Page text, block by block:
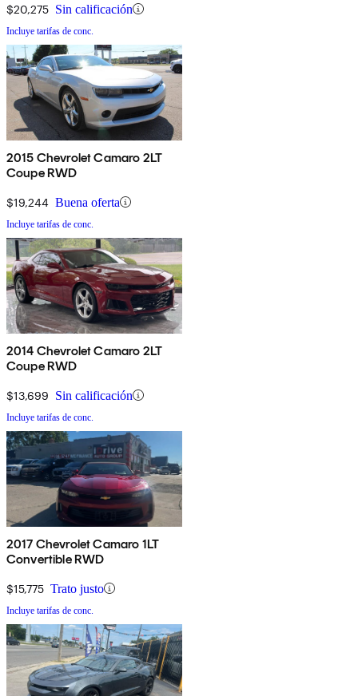
$20,275 Sin calificación
Incluye tarifas de conc.
2015 Chevrolet Camaro 2LT
Coupe RWD
$19,244 Buena oferta
Incluye tarifas de conc.
2014 Chevrolet Camaro 2LT
Coupe RWD
$13,699 Sin calificación
Incluye tarifas de conc.
2017 Chevrolet Camaro 1LT
Convertible RWD
$15,775 Trato justo
Incluye tarifas de conc.